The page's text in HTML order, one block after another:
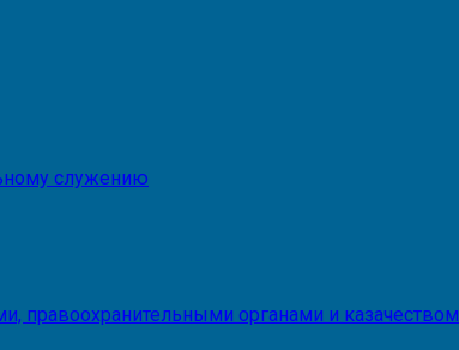
служению
органами и казачеством